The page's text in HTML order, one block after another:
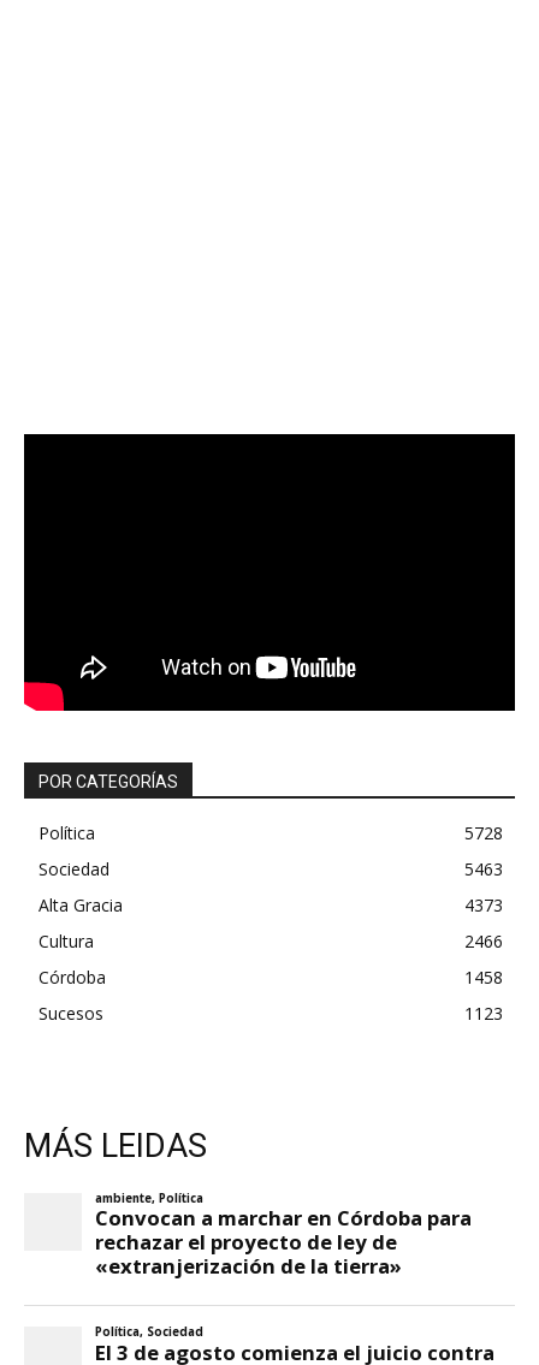
POR CATEGORÍAS
Política
5728
Sociedad
5463
Alta Gracia
4373
Cultura
2466
Córdoba
1458
Sucesos
1123
MÁS LEIDAS